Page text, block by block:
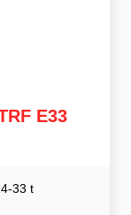
E33
33 t